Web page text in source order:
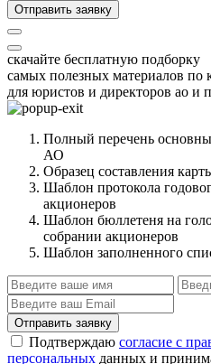
Отправить заявку
скачайте бесплатную подборку
самых полезных материалов по
для юристов и директоров ао и
Полный перечень
АО
Образец составления
Шаблон протокола
акционеров
Шаблон бюллетеня на
собрании акционеров
Шаблон заполненного
Отправить заявку
Подтверждаю согласие с
персональных данных и